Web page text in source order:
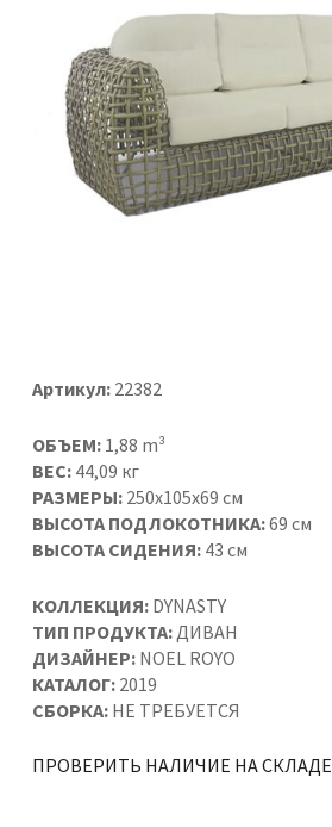
Артикул:22382
ОБЪЕМ: 1,88 m³
ВЕС: 44,09 кг
РАЗМЕРЫ: 250x105x69 см
ВЫСОТА ПОДЛОКОТНИКА:69 см
ВЫСОТА СИДЕНИЯ: 43 см
КОЛЛЕКЦИЯ: DYNASTY
ТИП ПРОДУКТА: ДИВАН
ДИЗАЙНЕР: NOEL ROYO
КАТАЛОГ: 2019
СБОРКА: НЕ ТРЕБУЕТСЯ
ПРОВЕРИТЬ НАЛИЧИЕ НА СКЛАДЕ